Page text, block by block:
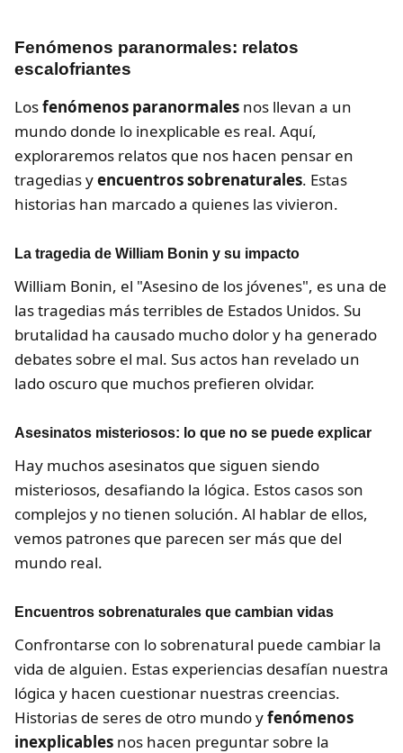
Fenómenos paranormales: relatos
escalofriantes
Losfenómenos paranormales nos llevan a un
mundo donde lo inexplicable es real. Aquí,
exploraremos relatos que nos hacen pensar en
tragedias yencuentros sobrenaturales. Estas
historias han marcado a quienes las vivieron.
La tragedia de William Bonin y su impacto
William Bonin, el "Asesino de los jóvenes", es una de
las tragedias más terribles de Estados Unidos. Su
brutalidad ha causado mucho dolor y ha generado
debates sobre el mal. Sus actos han revelado un
lado oscuro que muchos prefieren olvidar.
Asesinatos misteriosos: lo que no se puede explicar
Hay muchos asesinatos que siguen siendo
misteriosos, desafiando la lógica. Estos casos son
complejos y no tienen solución. Al hablar de ellos,
vemos patrones que parecen ser más que del
mundo real.
Encuentros sobrenaturales que cambian vidas
Confrontarse con lo sobrenatural puede cambiar la
vida de alguien. Estas experiencias desafían nuestra
lógica y hacen cuestionar nuestras creencias.
Historias de seres de otro mundo yfenómenos
inexplicables nos hacen preguntar sobre la